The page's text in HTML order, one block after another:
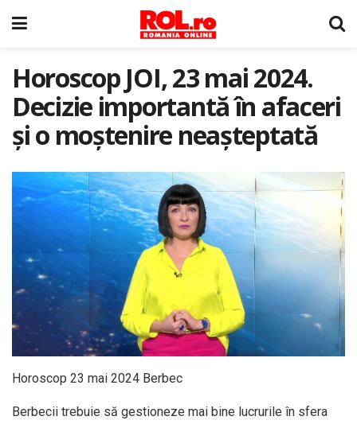
Horoscop JOI, 23 mai 2024.
Decizie importantă în afaceri
şi o moştenire neaşteptată
Horoscop 23 mai 2024 Berbec
Berbecii trebuie să gestioneze mai bine lucrurile în sfera